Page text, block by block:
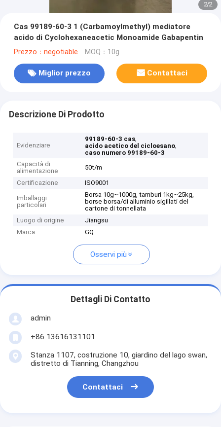
2/2
Cas 99189-60-3 1 (Carbamoylmethyl) mediatore
acido di Cyclohexaneacetic Monoamide Gabapentin
Prezzo：negotiable MOQ：10g
Miglior prezzo Contattaci
Descrizione Di Prodotto
Evidenziare
99189-60-3 cas,
acido acetico del cicloesano,
caso numero 99189-60-3
Capacità di
alimentazione
50t/m
Certificazione ISO9001
Imballaggi
particolari
Borsa 10g~1000g, tamburi 1kg~25kg,
borse borsa/di alluminio sigillati del
cartone di tonnellata
Luogo di origine
Jiangsu
Marca
GQ
Osservi più
Dettagli Di Contatto
admin
+86 13616131101
Stanza 1107, costruzione 10, giardino del lago swan,
distretto di Tianning, Changzhou
Contattaci